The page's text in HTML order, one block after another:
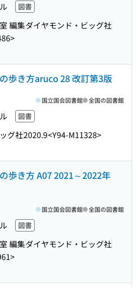
図書
編集ダイヤモンド・ビッグ社
歩き方aruco 28 改訂第3版
図書
グ社2020.9<Y94-M11328>
国立国会図書館 全国の図書館
歩き方 A07 2021～2022年
図書
編集ダイヤモンド・ビッグ社
国立国会図書館 全国の図書館